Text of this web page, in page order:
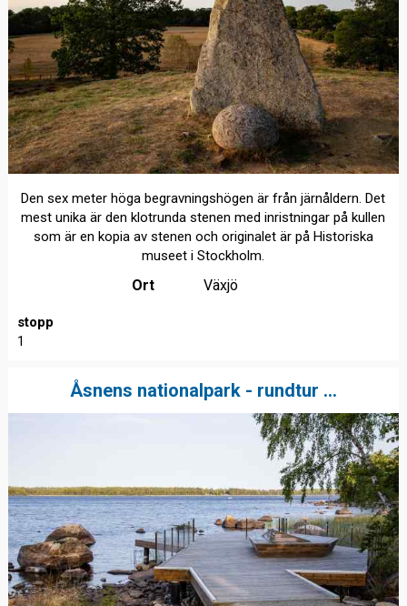
Den sex meter höga begravningshögen är från järnåldern. Det
mest unika är den klotrunda stenen med inristningar på kullen
som är en kopia av stenen och originalet är på Historiska
museet i Stockholm.
Ort Växjö
stopp
1
Åsnens nationalpark - rundtur ...